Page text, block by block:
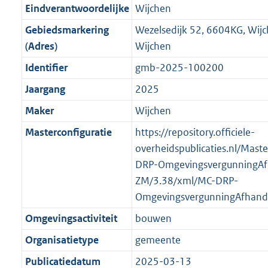
f
o
r
m
a
a
t
b
n
f
o
r
m
a
a
t
K
i
n
f
o
r
m
a
a
t
b
e
i
n
f
o
r
m
a
a
8
o
o
t
t
e
:
2
K
b
r
o
o
t
t
e
:
2
K
b
Eindverantwoordelijke Wijchen
Gebiedsmarkering
(Adres)
Wezelsedijk 52, 6604KG,
Wijchen
Identifier
gmb-2025-100200
Jaargang
2025
Maker
Wijchen
Masterconfiguratie
https://repository.officiele-
overheidspublicaties.nl/
DRP-
ZM/3.38/xml/MC-DRP-
Omgevingsactiviteit
bouwen
Organisatietype
gemeente
Publicatiedatum
2025-03-13